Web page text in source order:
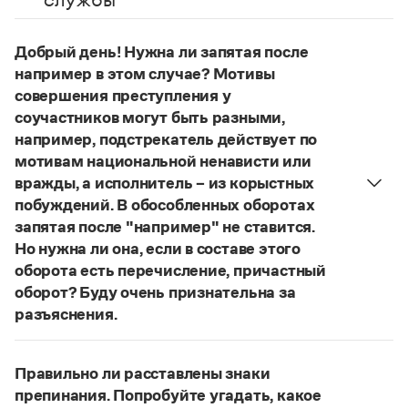
Словари русского языка как государственного
Справочники
Правила русской орфографии и пунктуации
Русский язык. Краткий теоретический курс
для школьников
Письмовник
Справочник по пунктуации
Словарь-справочник трудностей
Справочник по фразеологии
Азбучные истины
Словарь-справочник непростые слова
Все справочники портала
Новости и события
Управление в русском языке
Словарь методических терминов
Правила русской орфографии и пунктуации
Добрый день! Нужна ли запятая после
например в этом случае? Мотивы
совершения преступления у
соучастников могут быть разными,
например, подстрекатель действует по
мотивам национальной ненависти или
вражды, а исполнитель – из корыстных
побуждений. В обособленных оборотах
запятая после "например" не ставится.
Но нужна ли она, если в составе этого
оборота есть перечисление, причастный
оборот? Буду очень признательна за
разъяснения.
В § 94«Правил русской орфографии и пунктуации»
слова и сочетания слов, стоящие на границе
частей сложного предложения и относящиеся к
Правильно ли расставлены знаки
препинания. Попробуйте угадать, какое